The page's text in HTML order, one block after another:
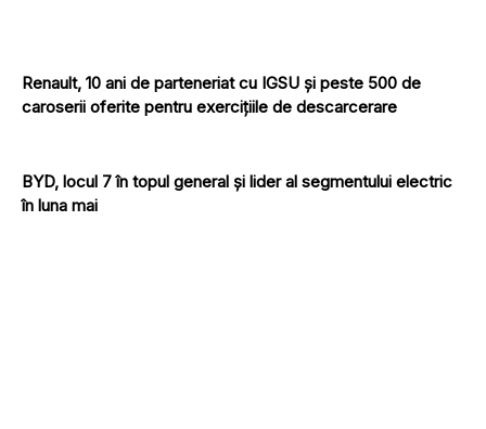
Renault, 10 ani de parteneriat cu IGSU și peste 500 de
caroserii oferite pentru exercițiile de descarcerare
BYD, locul 7 în topul general și lider al segmentului electric
în luna mai